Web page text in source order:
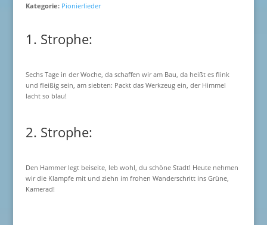
Kategorie: Pionierlieder
1. Strophe:
Sechs Tage in der Woche, da schaffen wir am Bau, da heißt es flink
und fleißig sein, am siebten: Packt das Werkzeug ein, der Himmel
lacht so blau!
2. Strophe:
Den Hammer legt beiseite, leb wohl, du schöne Stadt! Heute nehmen
wir die Klampfe mit und ziehn im frohen Wanderschritt ins Grüne,
Kamerad!